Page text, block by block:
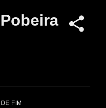
DE FIM